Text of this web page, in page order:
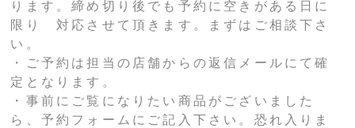
ります。締め切り後でも予約に空きがある日に
限り 対応させて頂きます。まずはご相談下さ
い。
・ご予約は担当の店舗からの返信メールにて確
定となります。
・事前にご覧になりたい商品がございました
ら、予約フォームにご記入下さい。恐れ入りま